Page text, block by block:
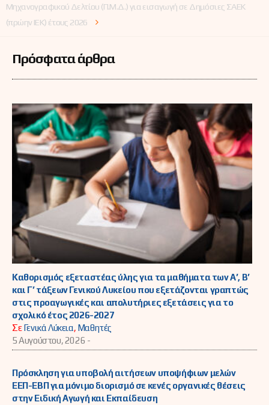
Μηχανογραφικού Δελτίου (Π.Μ.Δ.) για εισαγωγή σε Δημόσιες ΣΑΕΚ
(πρώην ΙΕΚ) έτους 2026
Πρόσφατα άρθρα
Καθορισμός εξεταστέας ύλης για τα μαθήματα των Α’, Β’
και Γ’ τάξεων Γενικού Λυκείου που εξετάζονται γραπτώς
στις προαγωγικές και απολυτήριες εξετάσεις για το
σχολικό έτος 2026-2027
ΣεΓενικά Λύκεια, Μαθητές
5 Αυγούστου, 2026 -
Πρόσκληση για υποβολή αιτήσεων υποψήφιων μελών
ΕΕΠ-ΕΒΠ για μόνιμο διορισμό σε κενές οργανικές θέσεις
στην Ειδική Αγωγή και Εκπαίδευση